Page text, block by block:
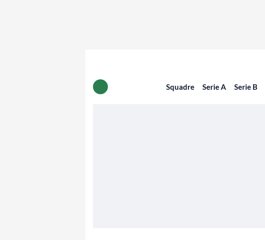
Squadre Serie A Serie B